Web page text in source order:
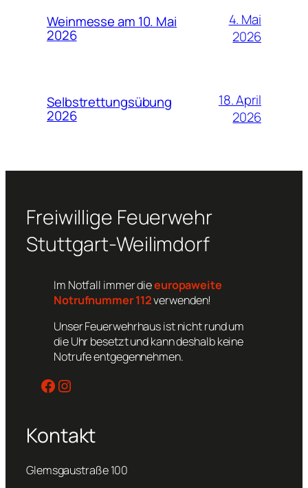
Weinmesse am 10. Mai
2026
4. Mai
2026
Selbstrettungsübung
2026
18. April
2026
Freiwillige Feuerwehr
Stuttgart-Weilimdorf
Im Notfall immer dieeuropaweite
Notrufnummer 112verwenden!
Unser Feuerwehrhaus ist nicht rund um
die Uhr besetzt und kann deshalb keine
Notrufe entgegennehmen.
Facebook Instagram
Kontakt
Glemsgaustraße 100